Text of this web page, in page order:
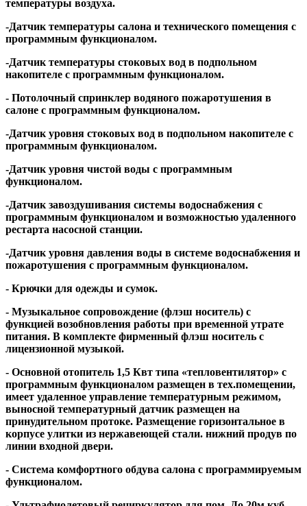
температуры воздуха.
-Датчик температуры салона и технического помещения с
программным функционалом.
-Датчик температуры стоковых вод в подпольном
накопителе с программным функционалом.
- Потолочный спринклер водяного пожаротушения в
салоне с программным функционалом.
-Датчик уровня стоковых вод в подпольном накопителе с
программным функционалом.
-Датчик уровня чистой воды с программным
функционалом.
-Датчик завоздушивания системы водоснабжения с
программным функционалом и возможностью удаленного
рестарта насосной станции.
-Датчик уровня давления воды в системе водоснабжения и
пожаротушения с программным функционалом.
- Крючки для одежды и сумок.
- Музыкальное сопровождение (флэш носитель) с
функцией возобновления работы при временной утрате
питания. В комплекте фирменный флэш носитель с
лицензионной музыкой.
- Основной отопитель 1,5 Квт типа «тепловентилятор» с
программным функционалом размещен в тех.помещении,
имеет удаленное управление температурным режимом,
выносной температурный датчик размещен на
принудительном протоке. Размещение горизонтальное в
корпусе улитки из нержавеющей стали. нижний продув по
линии входной двери.
- Система комфортного обдува салона с программируемым
функционалом.